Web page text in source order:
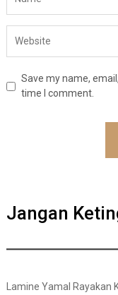
Save my name,
time I comment.
Jangan
Lamine Yamal Rayakan